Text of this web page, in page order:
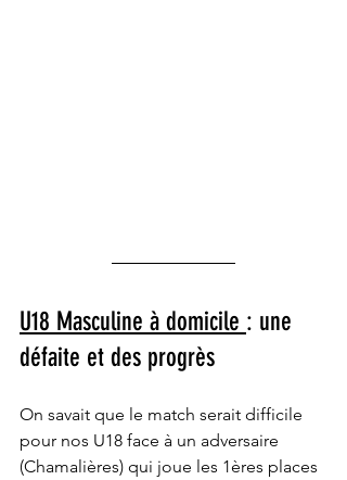
U18 Masculine à domicile : une
défaite et des progrès
On savait que le match serait difficile
pour nos U18 face à un adversaire
(Chamalières) qui joue les 1ères places